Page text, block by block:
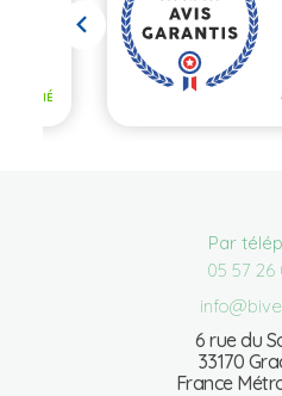
Par
05 57 26
6 rue du
33170
France